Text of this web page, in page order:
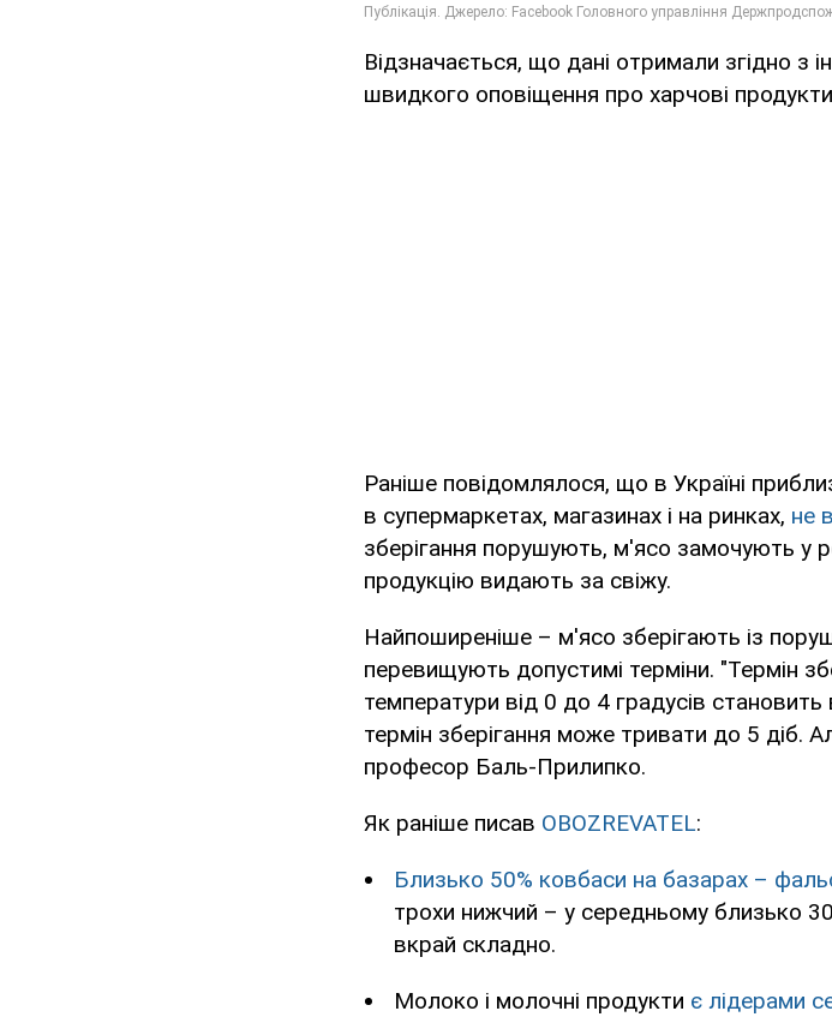
Відзначається, що дані отримали згідно з
швидкого оповіщення про харчові
Раніше повідомлялося, що в Україні
в супермаркетах, магазинах і на ринках, не
зберігання порушують, м'ясо замочують у
продукцію видають за свіжу.
Найпоширеніше – м'ясо зберігають із
перевищують допустимі терміни. "Термін
температури від 0 до 4 градусів
термін зберігання може тривати до 5 діб.
професор Баль-Прилипко.
Як раніше писав OBOZREVATEL:
Близько 50% ковбаси на базарах –
трохи нижчий – у середньому близько
вкрай складно.
Молоко і молочні продукти є лідерами